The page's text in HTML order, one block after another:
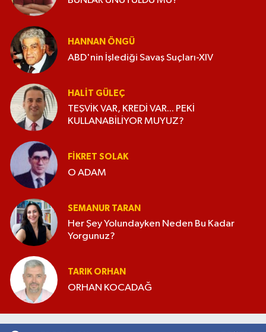
HANNAN ÖNGÜ
ABD'nin İşlediği Savaş Suçları-XIV
HALIT GÜLEÇ
TEŞVİK VAR, KREDİ VAR... PEKİ
KULLANABİLİYOR MUYUZ?
FIKRET SOLAK
O ADAM
SEMANUR TARAN
Her Şey Yolundayken Neden Bu Kadar
Yorgunuz?
TARIK ORHAN
ORHAN KOCADAĞ